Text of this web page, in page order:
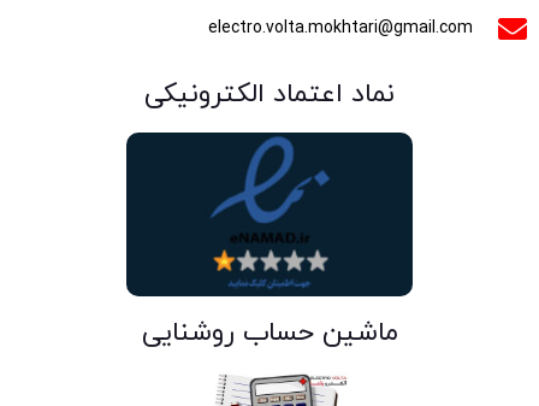
electro.volta.mokhtari@gmail.com
نماد اعتماد الکترونیکی
ماشین حساب روشنایی